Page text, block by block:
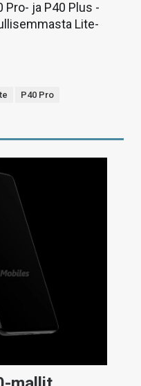
Pro- ja P40 Plus -
Lite-
P40 Pro